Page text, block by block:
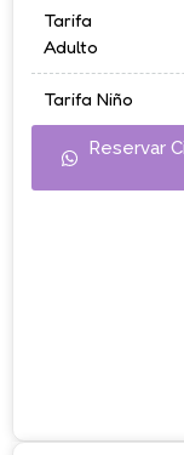
Tarifa
Adulto
Tarifa Niño
Reservar